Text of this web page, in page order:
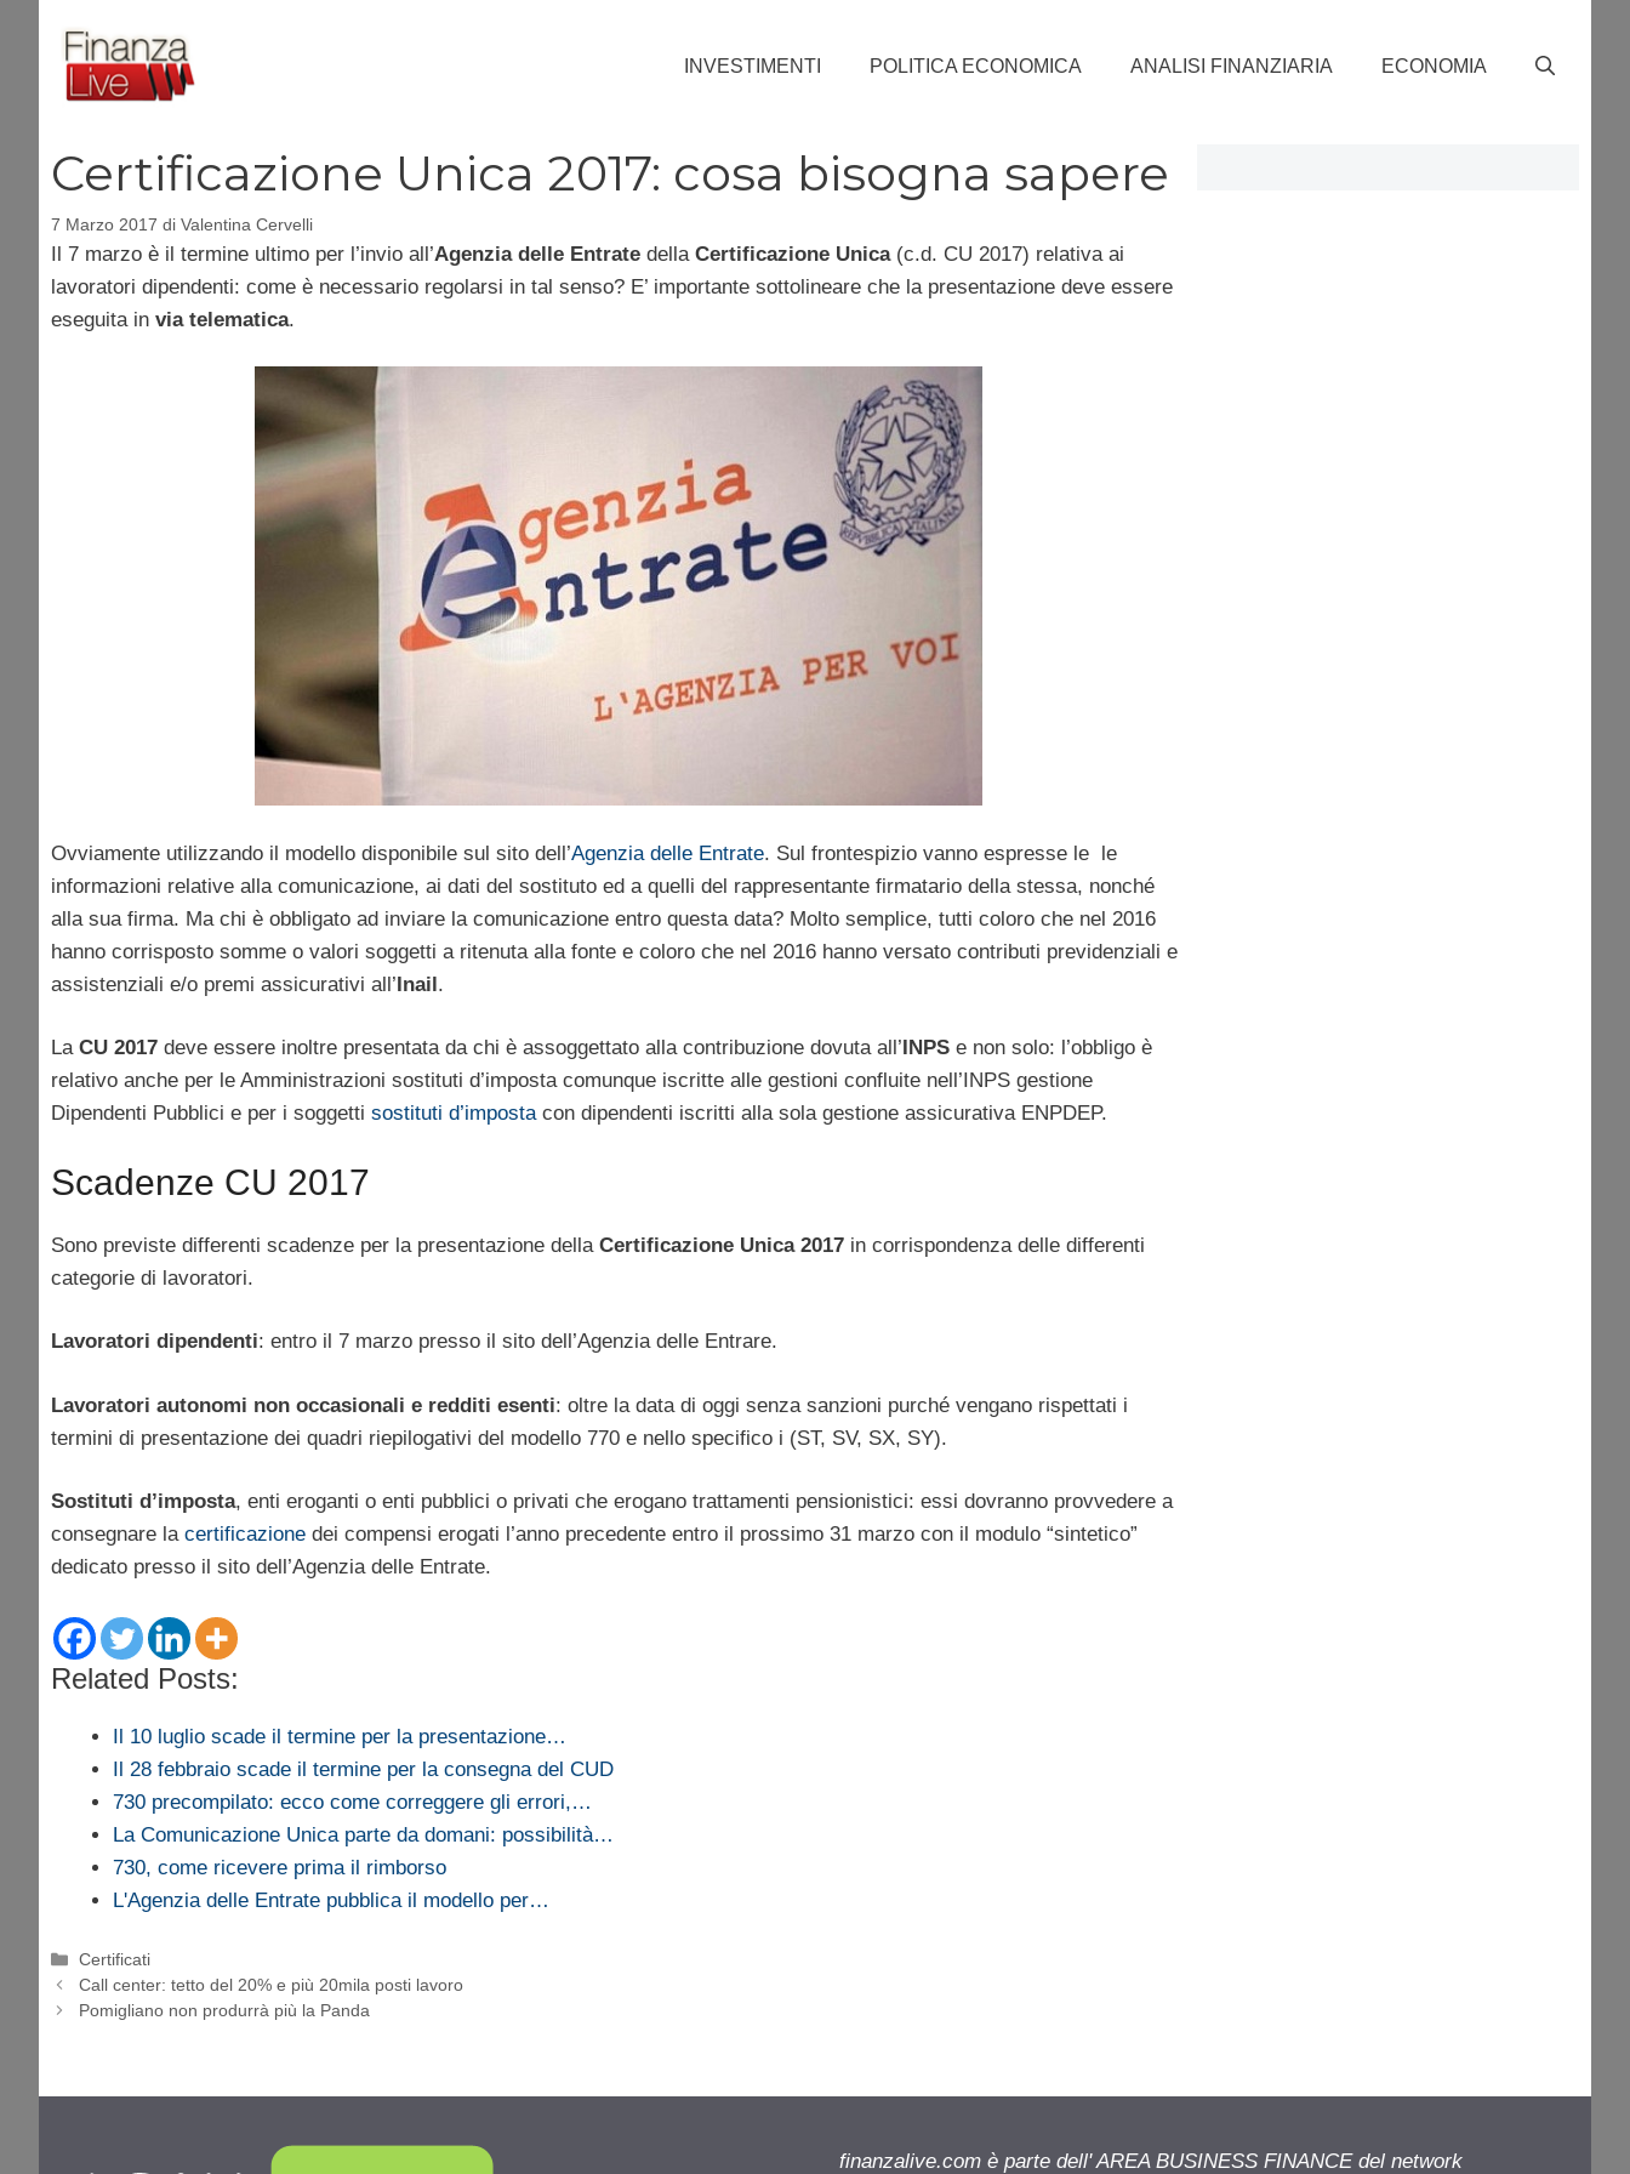
contenuto
INVESTIMENTI POLITICA ECONOMICA ANALISI FINANZIARIA ECONOMIA
Certificazione Unica 2017: cosa bisogna sapere
7 Marzo 2017 di Valentina Cervelli
Il 7 marzo è il termine ultimo per l’invio all’Agenzia delle Entrate della Certificazione Unica(c.d. CU 2017) relativa ai
lavoratori dipendenti: come è necessario regolarsi in tal senso? E’ importante sottolineare che la presentazione deve essere
eseguita in via telematica.
Ovviamente utilizzando il modello disponibile sul sito dell’Agenzia delle Entrate. Sul frontespizio vanno espresse le le
informazioni relative alla comunicazione, ai dati del sostituto ed a quelli del rappresentante firmatario della stessa, nonché
alla sua firma. Ma chi è obbligato ad inviare la comunicazione entro questa data? Molto semplice, tutti coloro che nel 2016
hanno corrisposto somme o valori soggetti a ritenuta alla fonte e coloro che nel 2016 hanno versato contributi previdenziali e
assistenziali e/o premi assicurativi all’Inail.
La CU 2017 deve essere inoltre presentata da chi è assoggettato alla contribuzione dovuta all’ INPS e non solo: l’obbligo è
relativo anche per le Amministrazioni sostituti d’imposta comunque iscritte alle gestioni confluite nell’INPS gestione
Dipendenti Pubblici e per i soggetti sostituti d’impostacon dipendenti iscritti alla sola gestione assicurativa ENPDEP.
Scadenze CU 2017
Sono previste differenti scadenze per la presentazione della Certificazione Unica 2017 in corrispondenza delle differenti
categorie di lavoratori.
Lavoratori dipendenti: entro il 7 marzo presso il sito dell’Agenzia delle Entrare.
Lavoratori autonomi non occasionali e redditi esenti: oltre la data di oggi senza sanzioni purché vengano rispettati i
termini di presentazione dei quadri riepilogativi del modello 770 e nello specifico i (ST, SV, SX, SY).
Sostituti d’imposta, enti eroganti o enti pubblici o privati che erogano trattamenti pensionistici: essi dovranno provvedere a
consegnare la certificazione dei compensi erogati l’anno precedente entro il prossimo 31 marzo con il modulo “sintetico”
dedicato presso il sito dell’Agenzia delle Entrate.
Related Posts:
Il 10 luglio scade il termine per la presentazione…
Il 28 febbraio scade il termine per la consegna del CUD
730 precompilato: ecco come correggere gli errori,…
La Comunicazione Unica parte da domani: possibilità…
730, come ricevere prima il rimborso
L'Agenzia delle Entrate pubblica il modello per…
Categorie
Certificati
Call center: tetto del 20% e più 20mila posti lavoro
Pomigliano non produrrà più la Panda
finanzalive.com è parte dell' AREA BUSINESS FINANCE del network